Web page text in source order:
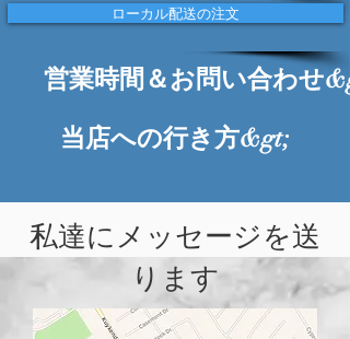
ローカル配送の注文
営業時間＆お問い合わせ
当店への行き方&gt;
私達にメッセージを送
ります